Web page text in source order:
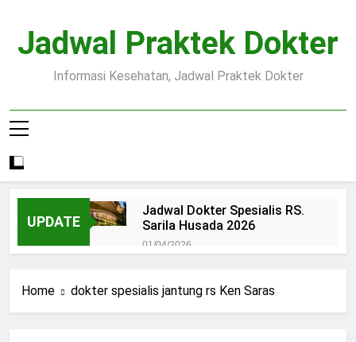
content
Jadwal Praktek Dokter
Informasi Kesehatan, Jadwal Praktek Dokter
UPDATE
Jadwal Dokter Spesialis RS.
Sarila Husada 2026
01/04/2026
15/07/2025
Pendaftaran Pasien BPJS
Home dokter spesialis jantung rs Ken Saras